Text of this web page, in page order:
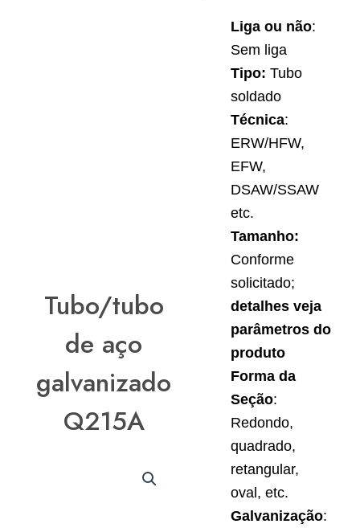
Tubo/tubo
de aço
galvanizado
Q215A
Liga ou não:
Sem liga
Tipo: Tubo
soldado
Técnica:
ERW/HFW,
EFW,
DSAW/SSAW
etc.
Tamanho:
Conforme
solicitado;
detalhes veja
parâmetros do
produto
Forma da
Seção:
Redondo,
quadrado,
retangular,
oval, etc.
Galvanização: